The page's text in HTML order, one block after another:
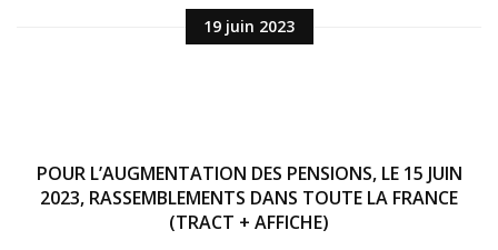
19 juin 2023
POUR L’AUGMENTATION DES PENSIONS, LE 15 JUIN
2023, RASSEMBLEMENTS DANS TOUTE LA FRANCE
(TRACT + AFFICHE)